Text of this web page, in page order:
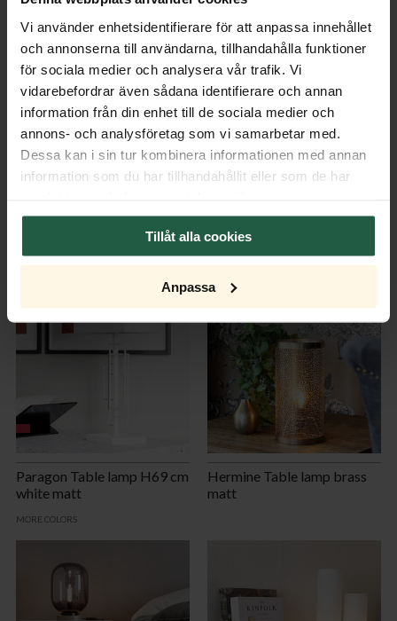
Vi använder enhetsidentifierare för att anpassa innehållet
och annonserna till användarna, tillhandahålla funktioner
för sociala medier och analysera vår trafik. Vi
vidarebefordrar även sådana identifierare och annan
information från din enhet till de sociala medier och
annons- och analysföretag som vi samarbetar med.
Dessa kan i sin tur kombinera informationen med annan
information som du har tillhandahållit eller som de har
Tillåt alla cookies
Anpassa
Paragon Table lamp H69 cm
white matt
MORE COLORS
Hermine Table lamp brass
matt